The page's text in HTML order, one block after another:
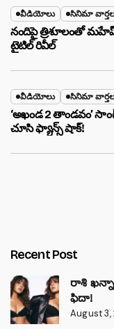
వీడియోలు సినిమా
నందిపై త్రిశూలంతో
టైటిల్ రివీల్
వీడియోలు సినిమా
‘అఖండ 2 తాండవం’
చూసి ఫ్యాన్స్ షాక్!
Recent Post
రాశి ఖన్నా
ఫిదా!
August 3,